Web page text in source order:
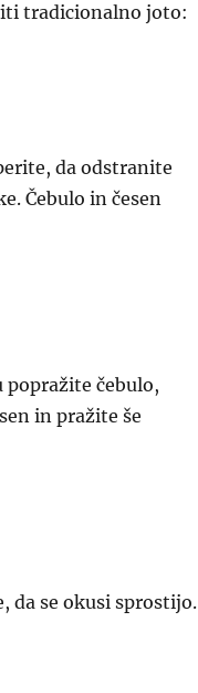
tradicionalno joto:
da odstranite
Čebulo in česen
popražite čebulo,
in pražite še
da se okusi sprostijo.